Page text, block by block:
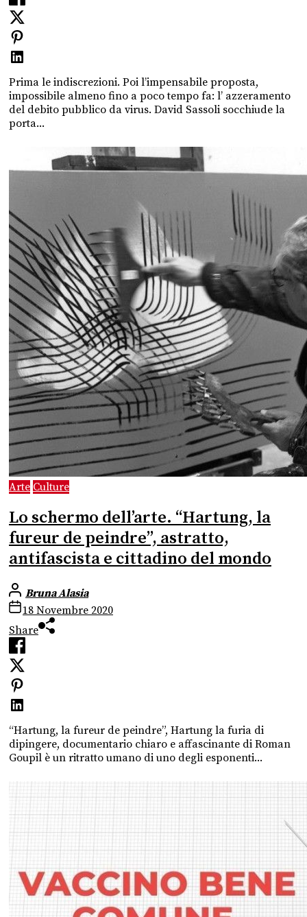
Prima le indiscrezioni. Poi l’impensabile proposta,
impossibile almeno fino a poco tempo fa: l’ azzeramento
del debito pubblico da virus. David Sassoli socchiude la
porta...
Arte Culture
Lo schermo dell’arte. “Hartung, la
fureur de peindre”, astratto,
antifascista e cittadino del mondo
Bruna Alasia
18 Novembre 2020
Share
“Hartung, la fureur de peindre”, Hartung la furia di
dipingere, documentario chiaro e affascinante di Roman
Goupil è un ritratto umano di uno degli esponenti...